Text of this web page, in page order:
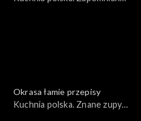
Okrasa łamie przepisy
Kuchnia polska. Znane zupy